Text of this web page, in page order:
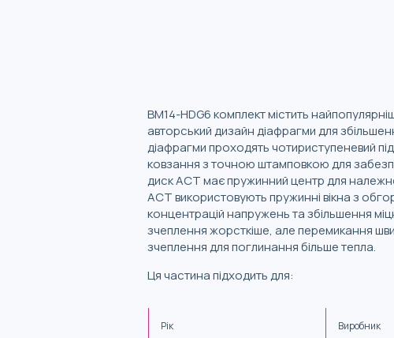
BM14-HDG6 комплект містить
авторський дизайн діафрагми для
діафрагми проходять чотириступеневий
ковзання з точною штамповкою для
диск ACT має пружинний центр для
ACT використовують пружинні вікна з
концентрацій напружень та збільшення
зчеплення жорсткіше, але перемикання
зчеплення для поглинання більше тепла.
Ця частина підходить для:
Рік Виробник